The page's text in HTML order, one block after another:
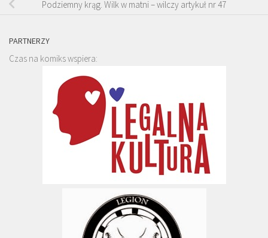
Podziemny krąg. Wilk w matni – wilczy artykuł nr 47
PARTNERZY
Czas na komiks wspiera: